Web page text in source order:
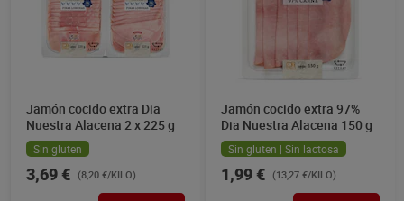
Jamón cocido extra Dia
Nuestra Alacena 2 x 225 g
Sin gluten
3,69 € (8,20 €/KILO)
Jamón cocido extra 97%
Dia Nuestra Alacena 150 g
Sin gluten | Sin lactosa
1,99 € (13,27 €/KILO)